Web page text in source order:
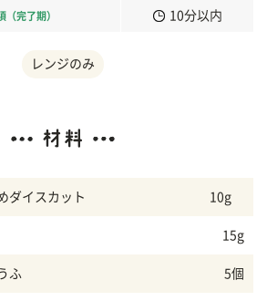
（完了期） 10分以内
レンジのみ
ダイスカット 10g
15g
ふ 5個